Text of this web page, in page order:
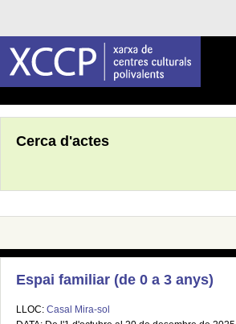
Cerca d'actes
Espai familiar (de 0 a 3 anys)
LLOC: Casal Mira-sol